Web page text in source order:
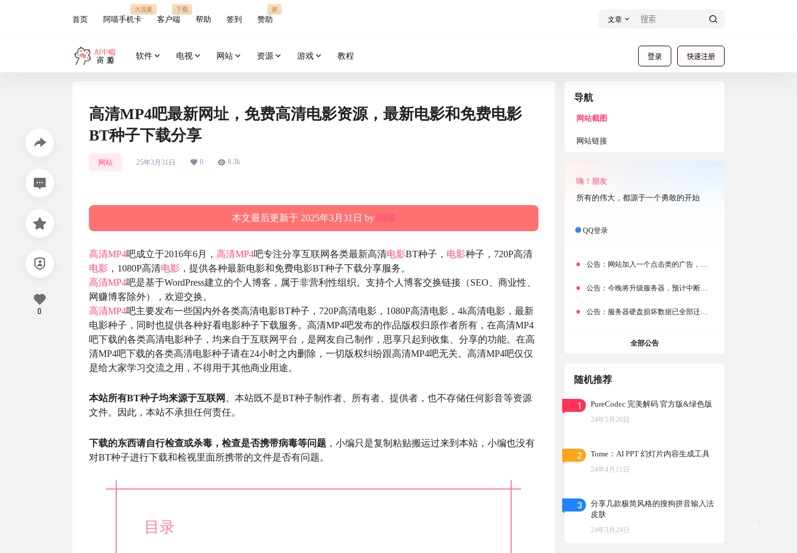
首页 阿喵手机卡
大流量
客户端
下载
帮助 签到 赞助
谢
文章
登录 快速注册
软件 电视 网站 资源 游戏 教程
高清MP4吧最新网址，免费高清电影资源，最新电影和免费电影
BT种子下载分享
网站 25年3月31日 0 8.3k
本文最后更新于 2025年3月31日 by 阿喵
高清MP4吧成立于2016年6月， 高清MP4吧专注分享互联网各类最新高清电影BT种子， 电影种子，720P高清
电影 ，1080P高清电影 ，提供各种最新电影和免费电影BT种子下载分享服务。
高清MP4吧是基于WordPress建立的个人博客，属于非营利性组织。支持个人博客交换链接（SEO、商业性、
网赚博客除外），欢迎交换。
高清MP4吧主要发布一些国内外各类高清电影BT种子，720P高清电影，1080P高清电影，4k高清电影，最新
电影种子，同时也提供各种好看电影种子下载服务。高清MP4吧发布的作品版权归原作者所有，在高清MP4
吧下载的各类高清电影种子，均来自于互联网平台，是网友自己制作，思享只起到收集、分享的功能。在高
清MP4吧下载的各类高清电影种子请在24小时之内删除，一切版权纠纷跟高清MP4吧无关。高清MP4吧仅仅
是给大家学习交流之用，不得用于其他商业用途。
本站所有BT种子均来源于互联网 。本站既不是BT种子制作者、所有者、提供者，也不存储任何影音等资源
文件。因此，本站不承担任何责任。
下载的东西请自行检查或杀毒，检查是否携带病毒等问题 ，小编只是复制粘贴搬运过来到本站，小编也没有
对BT种子进行下载和检视里面所携带的文件是否有问题。
目录
0
导航
网站截图
网站链接
嗨！朋友
所有的伟大，都源于一个勇敢的开始
QQ登录
公告： 网站加入一个点击类的广告，大家点击下载按钮需要注意
公告： 今晚将升级服务器，预计中断时常为1分钟
公告： 服务器硬盘损坏数据已全部迁移备份，网站恢复完成！
全部公告
随机推荐
1 PureCodec 完美解码 官方版&绿色版
24年5月20日
2 Tome：AI PPT 幻灯片内容生成工具
24年4月11日
3
分享几款极简风格的搜狗拼音输入法
皮肤
24年3月24日